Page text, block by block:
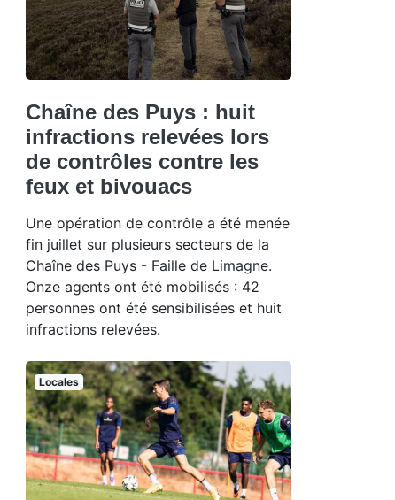
Chaîne des Puys : huit
infractions relevées lors
de contrôles contre les
feux et bivouacs
Une opération de contrôle a été menée
fin juillet sur plusieurs secteurs de la
Chaîne des Puys - Faille de Limagne.
Onze agents ont été mobilisés : 42
personnes ont été sensibilisées et huit
infractions relevées.
Locales